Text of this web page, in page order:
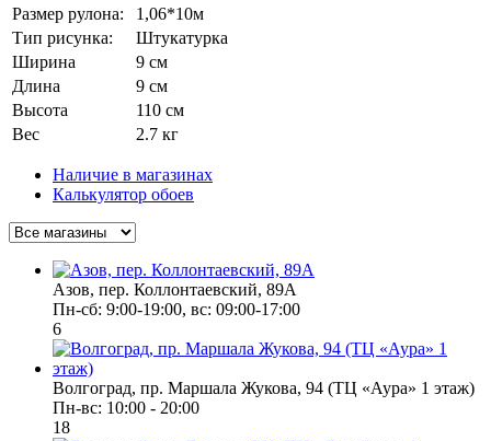
Размер рулона:
1,06*10м
Тип рисунка:
Штукатурка
Ширина
9 см
Длина
9 см
Высота
110 см
Вес
2.7 кг
Наличие в магазинах
Калькулятор обоев
Азов, пер. Коллонтаевский, 89А
Пн-сб: 9:00-19:00, вс: 09:00-17:00
6
Волгоград, пр. Маршала Жукова, 94 (ТЦ «Аура» 1 этаж)
Пн-вс: 10:00 - 20:00
18